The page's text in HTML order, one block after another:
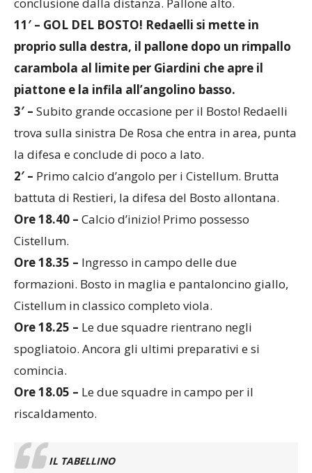
11′ – GOL DEL BOSTO! Redaelli si mette in
proprio sulla destra, il pallone dopo un rimpallo
carambola al limite per Giardini che apre il
piattone e la infila all’angolino basso.
3′ –Subito grande occasione per il Bosto! Redaelli
trova sulla sinistra De Rosa che entra in area, punta
la difesa e conclude di poco a lato.
2′ –Primo calcio d’angolo per i Cistellum. Brutta
battuta di Restieri, la difesa del Bosto allontana.
Ore 18.40 –Calcio d’inizio! Primo possesso
Cistellum.
Ore 18.35 –
formazioni. Bosto in maglia e pantaloncino giallo,
Cistellum in classico completo viola.
Ore 18.25 – Le due squadre rientrano negli
spogliatoio. Ancora gli ultimi preparativi e si
comincia.
Ore 18.05 –
riscaldamento.
BOSTO – CISTELLUM 2-3 (1-1)